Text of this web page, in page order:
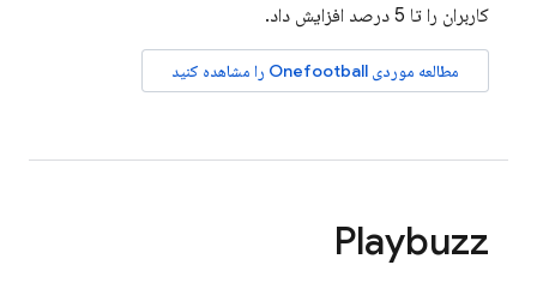
کاربران را تا 5 درصد افزایش داد.
مطالعه موردی Onefootball را مشاهده کنید
Playbuzz